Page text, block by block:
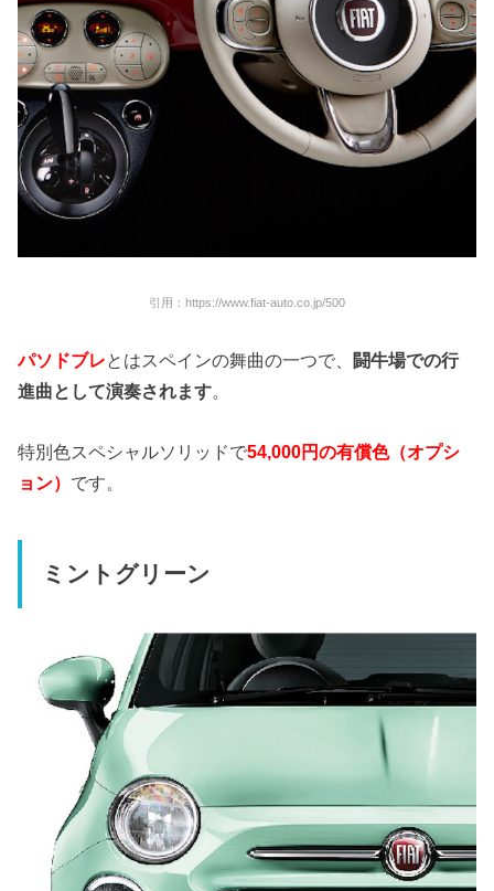
引用：https://www.fiat-auto.co.jp/500
パソドブレとはスペインの舞曲の一つで、 闘牛場での行
進曲として演奏されます。
特別色スペシャルソリッドで54,000円の有償色（オプシ
ョン） です。
ミントグリーン